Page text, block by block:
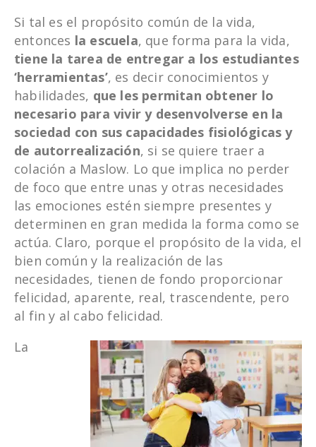
Si tal es el propósito común de la vida,
entonces la escuela, que forma para la vida,
tiene la tarea de entregar a los estudiantes
‘herramientas’, es decir conocimientos y
habilidades, que les permitan obtener lo
necesario para vivir y desenvolverse en la
sociedad con sus capacidades fisiológicas y
de autorrealización, si se quiere traer a
colación a Maslow. Lo que implica no perder
de foco que entre unas y otras necesidades
las emociones estén siempre presentes y
determinen en gran medida la forma como se
actúa. Claro, porque el propósito de la vida, el
bien común y la realización de las
necesidades, tienen de fondo proporcionar
felicidad, aparente, real, trascendente, pero
al fin y al cabo felicidad.
La